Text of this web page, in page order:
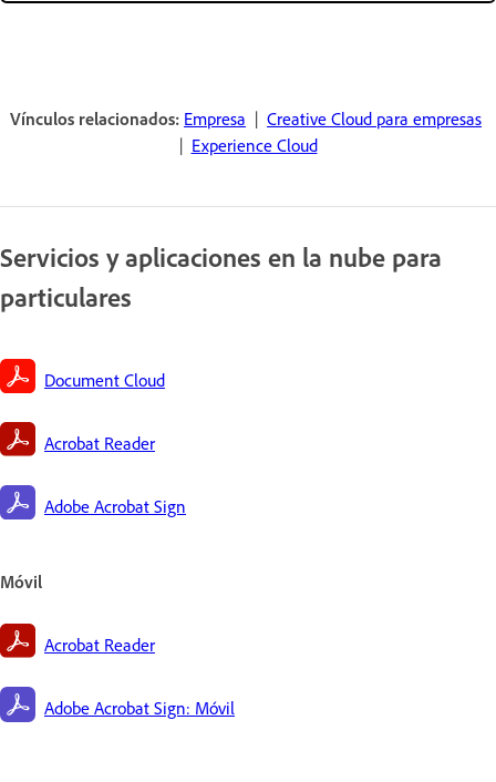
Vínculos relacionados: Empresa | Creative Cloud para empresas
| Experience Cloud
Servicios y aplicaciones en la nube para
particulares
Document Cloud
Acrobat Reader
Adobe Acrobat Sign
Móvil
Acrobat Reader
Adobe Acrobat Sign: Móvil